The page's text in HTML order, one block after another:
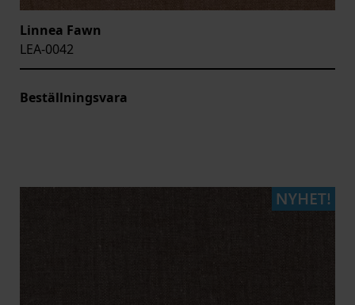
Linnea Fawn
LEA-0042
Beställningsvara